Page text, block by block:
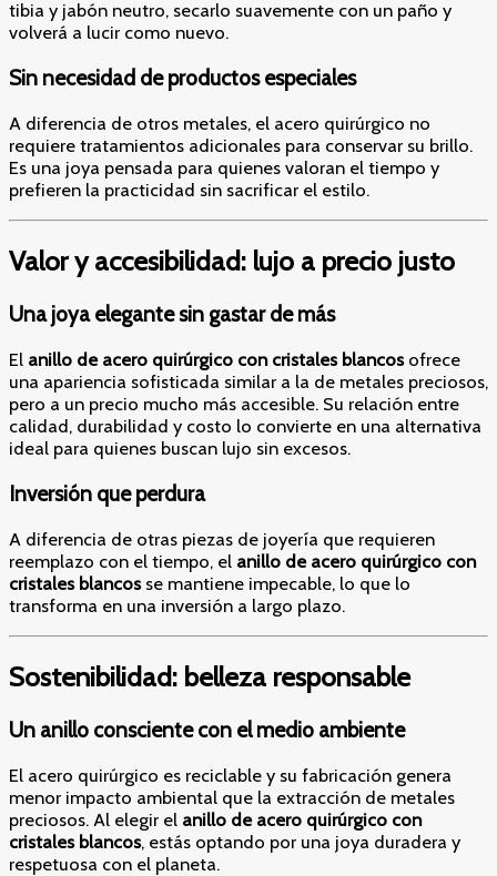
tibia y jabón neutro, secarlo suavemente con un paño y
volverá a lucir como nuevo.
Sin necesidad de productos especiales
A diferencia de otros metales, el acero quirúrgico no
requiere tratamientos adicionales para conservar su brillo.
Es una joya pensada para quienes valoran el tiempo y
prefieren la practicidad sin sacrificar el estilo.
Valor y accesibilidad: lujo a precio justo
Una joya elegante sin gastar de más
El anillo de acero quirúrgico con cristales blancosofrece
una apariencia sofisticada similar a la de metales preciosos,
pero a un precio mucho más accesible. Su relación entre
calidad, durabilidad y costo lo convierte en una alternativa
ideal para quienes buscan lujo sin excesos.
Inversión que perdura
A diferencia de otras piezas de joyería que requieren
reemplazo con el tiempo, el anillo de acero quirúrgico con
cristales blancosse mantiene impecable, lo que lo
transforma en una inversión a largo plazo.
Sostenibilidad: belleza responsable
Un anillo consciente con el medio ambiente
El acero quirúrgico es reciclable y su fabricación genera
menor impacto ambiental que la extracción de metales
preciosos. Al elegir el anillo de acero quirúrgico con
cristales blancos, estás optando por una joya duradera y
respetuosa con el planeta.